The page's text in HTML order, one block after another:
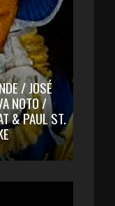
/ JOSÉ
NOTO /
& PAUL ST.